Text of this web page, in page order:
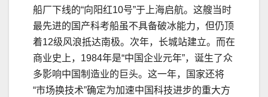
船厂下线的“向阳红10号”于上海启航。这艘当时
最先进的国产科考船虽不具备破冰能力，但仍顶
着12级风浪抵达南极。次年，长城站建立。而在
商业史上，1984年是“中国企业元年”，诞生了众
多影响中国制造业的巨头。这一年，国家还将
“市场换技术”确定为加速中国科技进步的重大方